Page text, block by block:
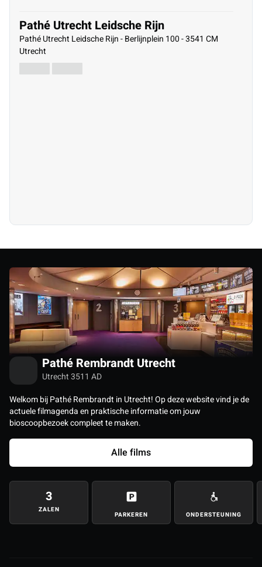
Pathé Utrecht Leidsche Rijn
Pathé Utrecht Leidsche Rijn - Berlijnplein 100 - 3541 CM
Utrecht
Pathé Rembrandt Utrecht
Utrecht 3511 AD
Welkom bij Pathé Rembrandt in Utrecht! Op deze website vind je de
actuele filmagenda en praktische informatie om jouw
bioscoopbezoek compleet te maken.
Alle films
3
ZALEN
PARKEREN ONDERSTEUNING